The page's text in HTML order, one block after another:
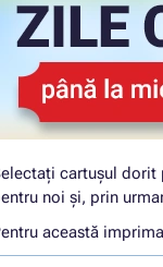
cartușul dorit
noi și, prin
această